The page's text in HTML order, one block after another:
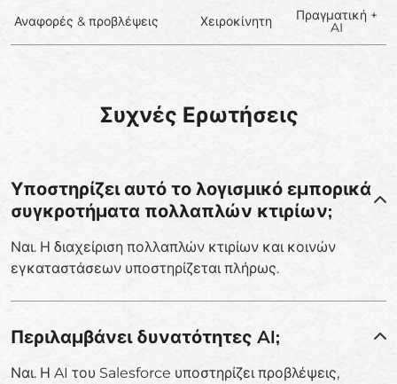
Αναφορές & προβλέψεις Χειροκίνητη Πραγματική +
AI
Συχνές Ερωτήσεις
Υποστηρίζει αυτό το λογισμικό εμπορικά
συγκροτήματα πολλαπλών κτιρίων;
Ναι. Η διαχείριση πολλαπλών κτιρίων και κοινών
εγκαταστάσεων υποστηρίζεται πλήρως.
Περιλαμβάνει δυνατότητες AI;
Ναι. Η AI του Salesforce υποστηρίζει προβλέψεις,